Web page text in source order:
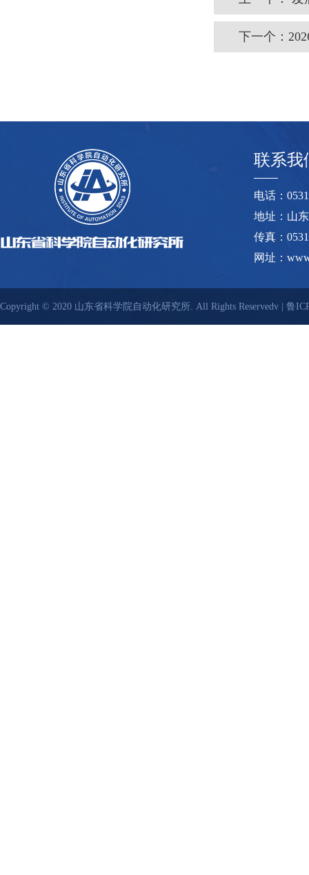
下一个：
联系我
电话：
地址：山
传真：
网址：
Copyright © 2020 山东省科学院自动化研究所. All Rights Reservedv | 鲁